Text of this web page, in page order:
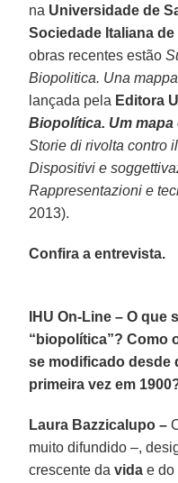
na Universidade de
Sociedade Italiana
obras recentes estão
Biopolitica. Una
lançada pela Editora
Biopolítica. Um
Storie di rivolta contro
Dispositivi e
Rappresentazioni e
2013).
Confira a entrevista.
IHU On-Line – O
“biopolítica”? Como
se modificado desde
primeira vez em
Laura Bazzicalupo –
muito difundido –,
crescente davida e do